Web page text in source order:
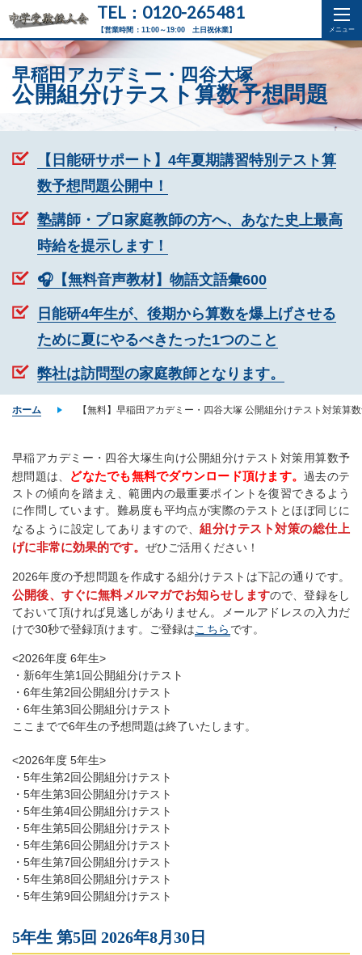
【営業時間：11:00～19:00 土日祝休業】
TEL：0120-265481
早稲田アカデミー・四谷大塚
公開組分けテスト算数予想問題
【日能研サポート】4年夏期講習特別テスト算
数予想問題公開中！
塾講師・プロ家庭教師の方へ、あなた史上最高
時給を提示します！
🎧【無料音声教材】物語文語彙600
日能研4年生が、後期から算数を爆上げさせる
ために夏にやるべきたった1つのこと
弊社は訪問型の家庭教師となります。
ホーム 【無料】早稲田アカデミー・四谷大塚 公開組分けテスト対策算
早稲アカデミー・四谷大塚生向け公開組分けテスト対策用算数予
想問題は、
どなたでも無料でダウンロード頂けます。過去のテ
ストの傾向を踏まえ、範囲内の最重要ポイントを復習できるよう
に作問しています。難易度も平均点が実際のテストとほぼ同じに
なるように設定してありますので、組分けテスト対策の総仕上
げに非常に効果的です。 ぜひご活用ください！
2026年度の予想問題を作成する組分けテストは下記の通りです。
公開後、すぐに無料メルマガでお知らせしますので、登録をし
ておいて頂ければ見逃しがありません。メールアドレスの入力だ
けで30秒で登録頂けます。ご登録はこちら です。
<2026年度 6年生>
・新6年生第1回公開組分けテスト
・6年生第2回公開組分けテスト
・6年生第3回公開組分けテスト
ここまでで6年生の予想問題は終了いたします。
<2026年度 5年生>
・5年生第2回公開組分けテスト
・5年生第3回公開組分けテスト
・5年生第4回公開組分けテスト
・5年生第5回公開組分けテスト
・5年生第6回公開組分けテスト
・5年生第7回公開組分けテスト
・5年生第8回公開組分けテスト
・5年生第9回公開組分けテスト
5年生 第5回 2026年8月30日